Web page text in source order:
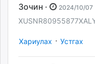
Зочин · 2024/10/07
Хариулах · Устгах